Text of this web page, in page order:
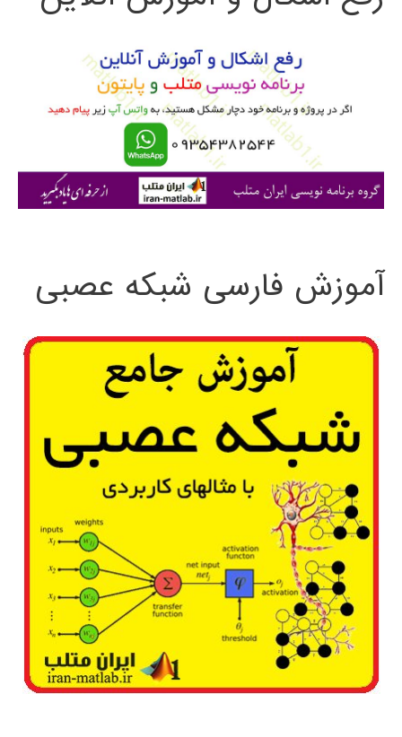
ی
آموزش فارسی شبکه عصبی